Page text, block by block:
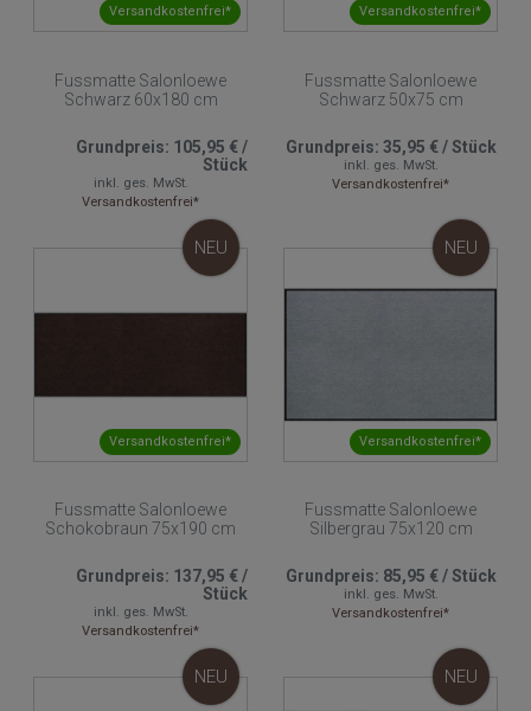
Versandkostenfrei*
Fussmatte Salonloewe
Schwarz 60x180 cm
Grundpreis: 105,95 €/
Stück
inkl. ges. MwSt.
Versandkostenfrei*
Versandkostenfrei*
Fussmatte Salonloewe
Schwarz 50x75 cm
Grundpreis: 35,95 €/Stück
inkl. ges. MwSt.
Versandkostenfrei*
Versandkostenfrei*
NEU
Fussmatte Salonloewe
Schokobraun 75x190 cm
Grundpreis: 137,95 €/
Stück
inkl. ges. MwSt.
Versandkostenfrei*
Versandkostenfrei*
NEU
Fussmatte Salonloewe
Silbergrau 75x120 cm
Grundpreis: 85,95 €/Stück
inkl. ges. MwSt.
Versandkostenfrei*
NEU NEU